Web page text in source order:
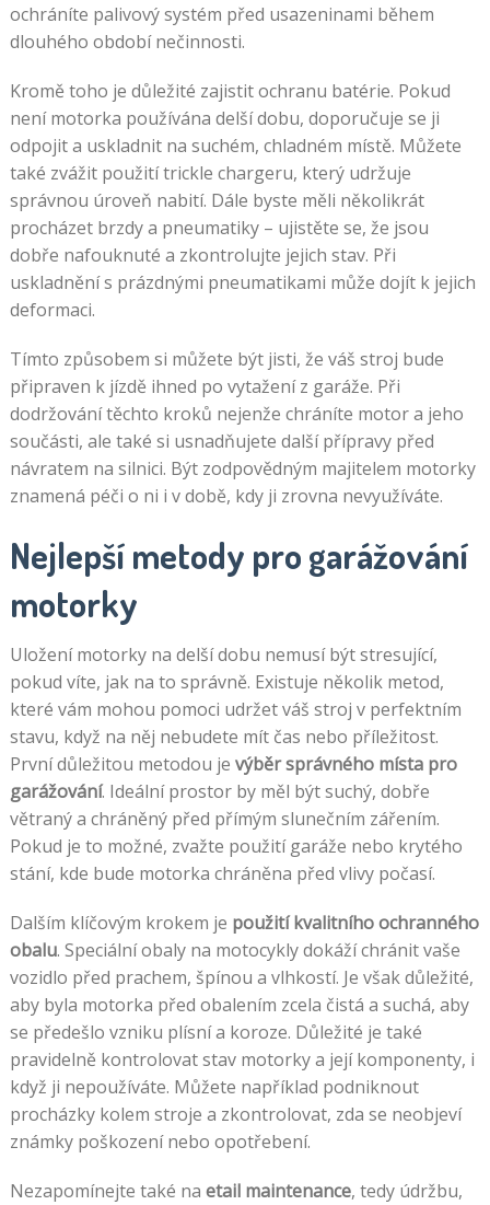
ochráníte palivový systém před usazeninami během
dlouhého období nečinnosti.
Kromě toho je důležité zajistit ochranu batérie. Pokud
není motorka používána delší dobu, doporučuje se ji
odpojit a uskladnit na suchém, chladném místě. Můžete
také zvážit použití trickle chargeru, který udržuje
správnou úroveň nabití. Dále byste měli několikrát
procházet brzdy a pneumatiky – ujistěte se, že jsou
dobře nafouknuté a zkontrolujte jejich stav. Při
uskladnění s prázdnými pneumatikami může dojít k jejich
deformaci.
Tímto způsobem si můžete být jisti, že váš stroj bude
připraven k jízdě ihned po vytažení z garáže. Při
dodržování těchto kroků nejenže chráníte motor a jeho
součásti, ale také si usnadňujete další přípravy před
návratem na silnici. Být zodpovědným majitelem motorky
znamená péči o ni i v době, kdy ji zrovna nevyužíváte.
Nejlepší metody pro garážování
motorky
Uložení motorky na delší dobu nemusí být stresující,
pokud víte, jak na to správně. Existuje několik metod,
které vám mohou pomoci udržet váš stroj v perfektním
stavu, když na něj nebudete mít čas nebo příležitost.
První důležitou metodou je výběr správného místa pro
garážování. Ideální prostor by měl být suchý, dobře
větraný a chráněný před přímým slunečním zářením.
Pokud je to možné, zvažte použití garáže nebo krytého
stání, kde bude motorka chráněna před vlivy počasí.
Dalším klíčovým krokem je použití kvalitního ochranného
obalu. Speciální obaly na motocykly dokáží chránit vaše
vozidlo před prachem, špínou a vlhkostí. Je však důležité,
aby byla motorka před obalením zcela čistá a suchá, aby
se předešlo vzniku plísní a koroze. Důležité je také
pravidelně kontrolovat stav motorky a její komponenty, i
když ji nepoužíváte. Můžete například podniknout
procházky kolem stroje a zkontrolovat, zda se neobjeví
známky poškození nebo opotřebení.
Nezapomínejte také na etail maintenance, tedy údržbu,